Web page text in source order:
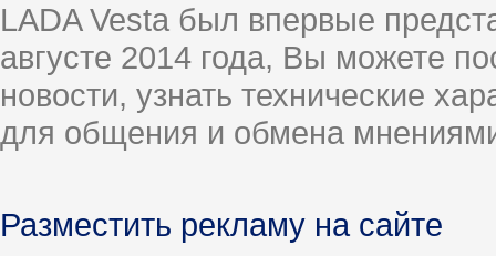
LADA Vesta был впервые
августе 2014 года, Вы можете
новости, узнать технические
для общения и обмена
Разместить рекламу на сайте